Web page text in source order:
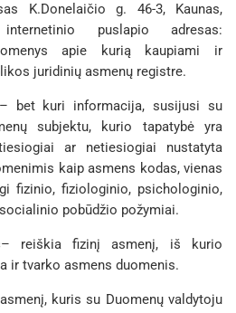
K.Donelaičio g. 46-3, Kaunas,
puslapio adresas:
apie kurią kaupiami ir
juridinių asmenų registre.
bet kuri informacija, susijusi su
subjektu, kurio tapatybė yra
ar netiesiogiai nustatyta
kaip asmens kodas, vienas
fizinio, fiziologinio, psichologinio,
pobūdžio požymiai.
– reiškia fizinį asmenį, iš kurio
ir tvarko asmens duomenis.
kuris su Duomenų valdytoju